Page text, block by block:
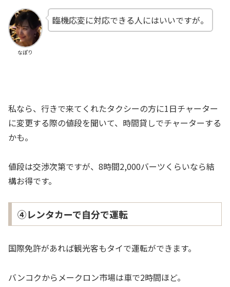
なぽり
臨機応変に対応できる人にはいいですが。
私なら、行きで来てくれたタクシーの方に1日チャーター
に変更する際の値段を聞いて、時間貸しでチャーターする
かも。
値段は交渉次第ですが、8時間2,000バーツくらいなら結
構お得です。
④レンタカーで自分で運転
国際免許があれば観光客もタイで運転ができます。
バンコクからメークロン市場は車で2時間ほど。